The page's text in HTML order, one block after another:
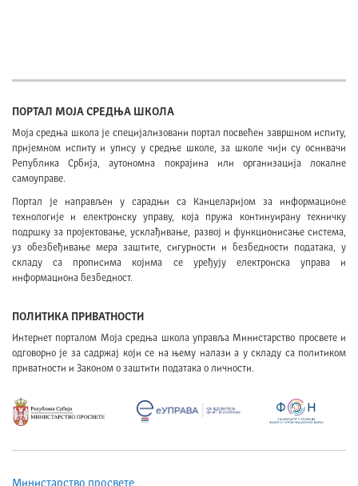
ПОРТАЛ МОЈА СРЕДЊА ШКОЛА
Моја средња школа је специјализовани портал посвећен завршном испиту,
пријемном испиту и упису у средње школе, за школе чији су оснивачи
Република Србија, аутономна покрајина или организација локалне
самоуправе.
Портал је направљен у сарадњи са Канцеларијом за информационе
технологије и електронску управу, која пружа континуирану техничку
подршку за пројектовање, усклађивање, развој и функционисање система,
уз обезбеђивање мера заштите, сигурности и безбедности података, у
складу са прописима којима се уређују електронска управа и
информациона безбедност.
ПОЛИТИКА ПРИВАТНОСТИ
Интернет порталом Моја средња школа управља Министарство просвете и
одговорно је за садржај који се на њему налази а у складу са политиком
приватности и Законом о заштити података о личности.
Министарство просвете